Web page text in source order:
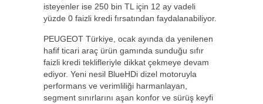
isteyenler ise 250 bin TL için 12 ay vadeli
yüzde 0 faizli kredi fırsatından faydalanabiliyor.
PEUGEOT Türkiye, ocak ayında da yenilenen
hafif ticari araç ürün gamında sunduğu sıfır
faizli kredi teklifleriyle dikkat çekmeye devam
ediyor. Yeni nesil BlueHDi dizel motoruyla
performans ve verimliliği harmanlayan,
segment sınırlarını aşan konfor ve sürüş keyfi